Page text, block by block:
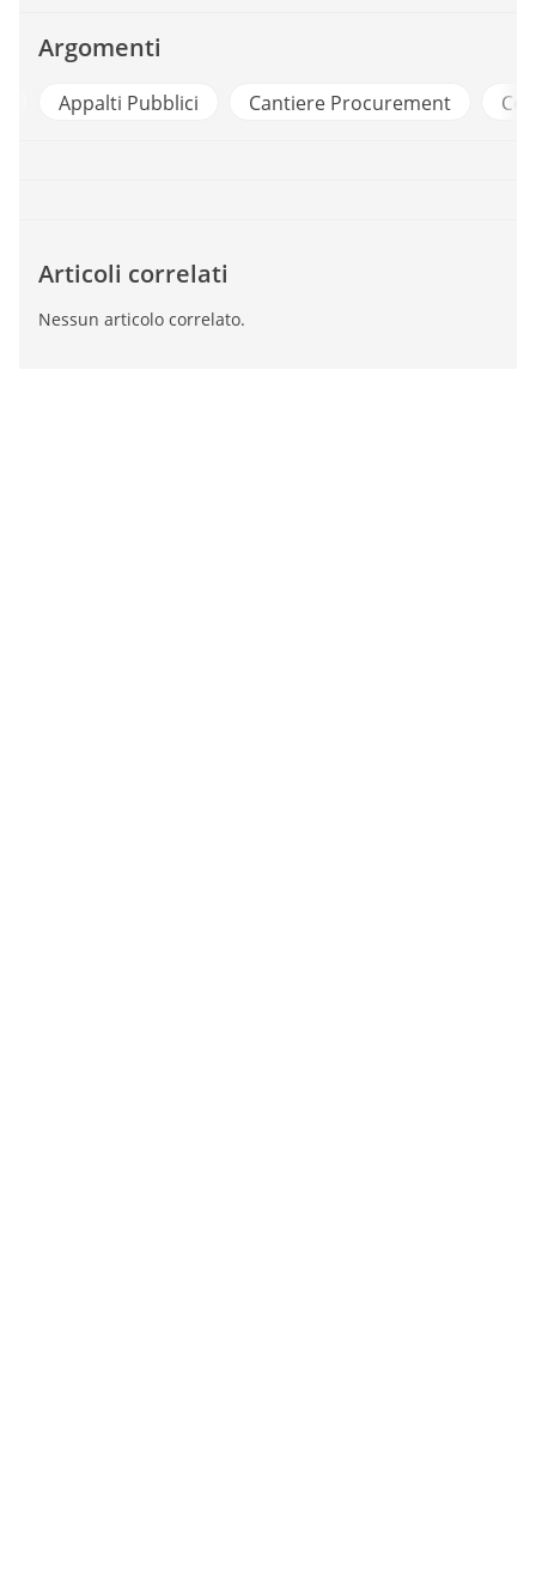
Argomenti
Appalti Pubblici Cantiere Procurement
Articoli correlati
Nessun articolo correlato.